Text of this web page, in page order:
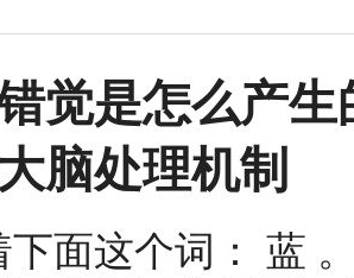
觉是怎么产
脑处理机制
下面这个词： 蓝